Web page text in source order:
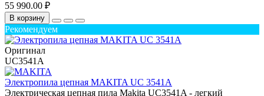
55 990.00 ₽
В корзину
Рекомендуем
Оригинал
UC3541A
Электропила цепная MAKITA UC 3541A
Электрическая цепная пила Makita UC3541A - легкий